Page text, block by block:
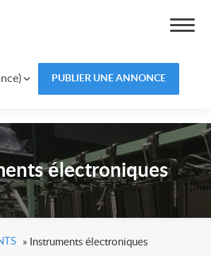
PUBLIER UNE ANNONCE
électroniques
» Instruments électroniques